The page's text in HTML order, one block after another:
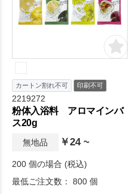
カートン割れ不可 印刷不可
2219272
粉体入浴料 アロマインバ
ス20g
無地品 ￥24 ~
200 個の場合 (税込)
最低ご注文数： 800 個